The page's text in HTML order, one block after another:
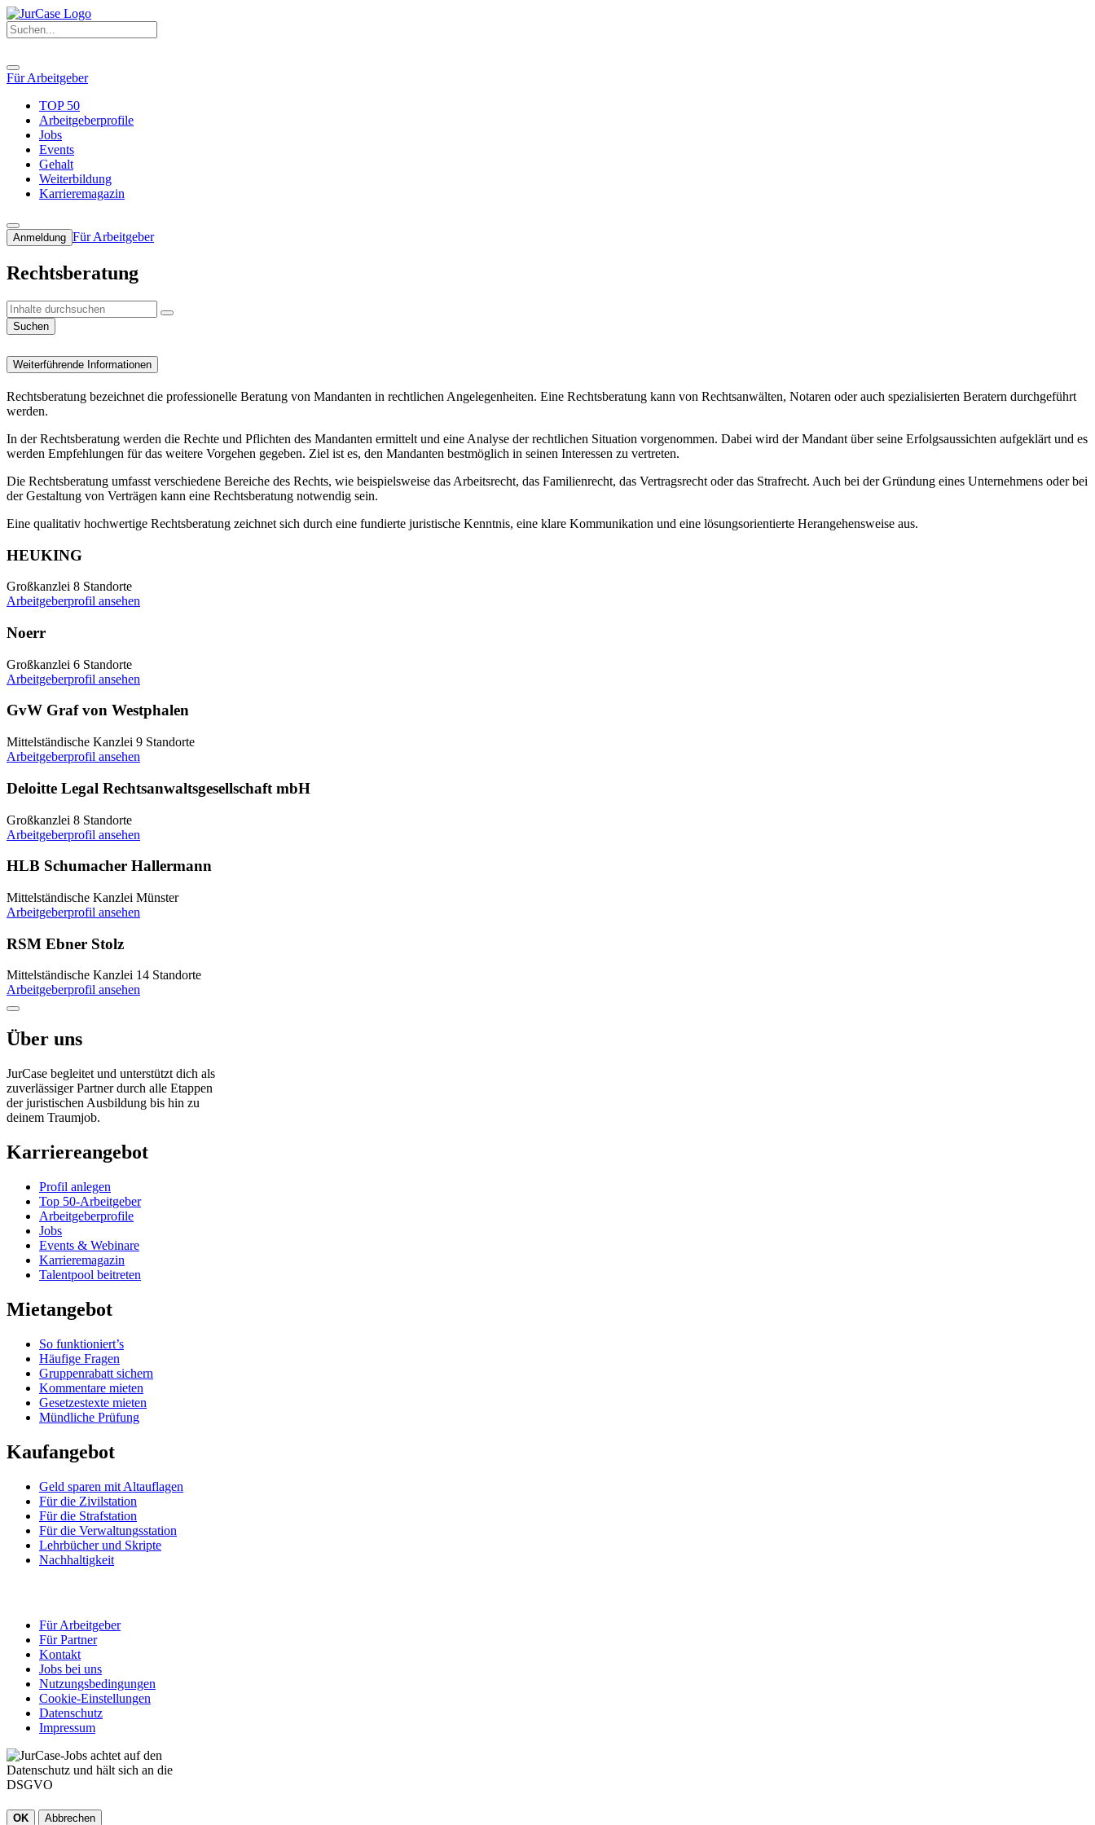
Für Arbeitgeber
TOP 50
Arbeitgeberprofile
Jobs
Events
Gehalt
Weiterbildung
Karrieremagazin
Anmeldung Für Arbeitgeber
Rechtsberatung
Suchen
Weiterführende Informationen
Rechtsberatung bezeichnet die professionelle Beratung von Mandanten in rechtlichen Angelegenheiten. Eine Rechtsberatung kann von Rechtsanwälten, Notaren oder auch spezialisierten Beratern durchgeführt
werden.
In der Rechtsberatung werden die Rechte und Pflichten des Mandanten ermittelt und eine Analyse der rechtlichen Situation vorgenommen. Dabei wird der Mandant über seine Erfolgsaussichten aufgeklärt und es
werden Empfehlungen für das weitere Vorgehen gegeben. Ziel ist es, den Mandanten bestmöglich in seinen Interessen zu vertreten.
Die Rechtsberatung umfasst verschiedene Bereiche des Rechts, wie beispielsweise das Arbeitsrecht, das Familienrecht, das Vertragsrecht oder das Strafrecht. Auch bei der Gründung eines Unternehmens oder bei
der Gestaltung von Verträgen kann eine Rechtsberatung notwendig sein.
Eine qualitativ hochwertige Rechtsberatung zeichnet sich durch eine fundierte juristische Kenntnis, eine klare Kommunikation und eine lösungsorientierte Herangehensweise aus.
HEUKING
Großkanzlei 8 Standorte
Arbeitgeberprofil ansehen
Noerr
Großkanzlei 6 Standorte
Arbeitgeberprofil ansehen
GvW Graf von Westphalen
Mittelständische Kanzlei 9 Standorte
Arbeitgeberprofil ansehen
Deloitte Legal Rechtsanwaltsgesellschaft mbH
Großkanzlei 8 Standorte
Arbeitgeberprofil ansehen
HLB Schumacher Hallermann
Mittelständische Kanzlei Münster
Arbeitgeberprofil ansehen
RSM Ebner Stolz
Mittelständische Kanzlei 14 Standorte
Arbeitgeberprofil ansehen
Über uns
JurCase begleitet und unterstützt dich als
zuverlässiger Partner durch alle Etappen
der juristischen Ausbildung bis hin zu
deinem Traumjob.
Karriereangebot
Profil anlegen
Top 50-Arbeitgeber
Arbeitgeberprofile
Jobs
Events & Webinare
Karrieremagazin
Talentpool beitreten
Mietangebot
So funktioniert’s
Häufige Fragen
Gruppenrabatt sichern
Kommentare mieten
Gesetzestexte mieten
Mündliche Prüfung
Kaufangebot
Geld sparen mit Altauflagen
Für die Zivilstation
Für die Strafstation
Für die Verwaltungsstation
Lehrbücher und Skripte
Nachhaltigkeit
Für Arbeitgeber
Für Partner
Kontakt
Jobs bei uns
Nutzungsbedingungen
Cookie-Einstellungen
Datenschutz
Impressum
OK Abbrechen